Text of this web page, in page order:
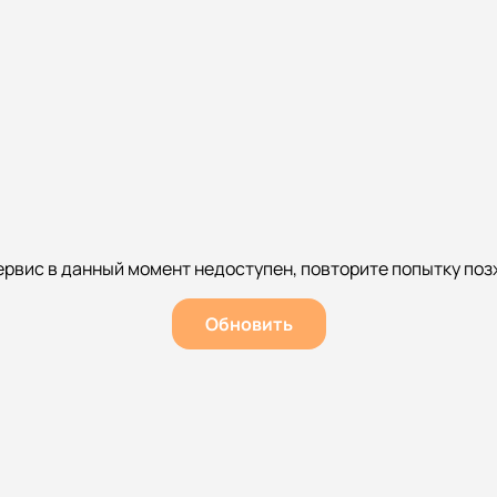
в данный момент недоступен, повторите попытку
Обновить